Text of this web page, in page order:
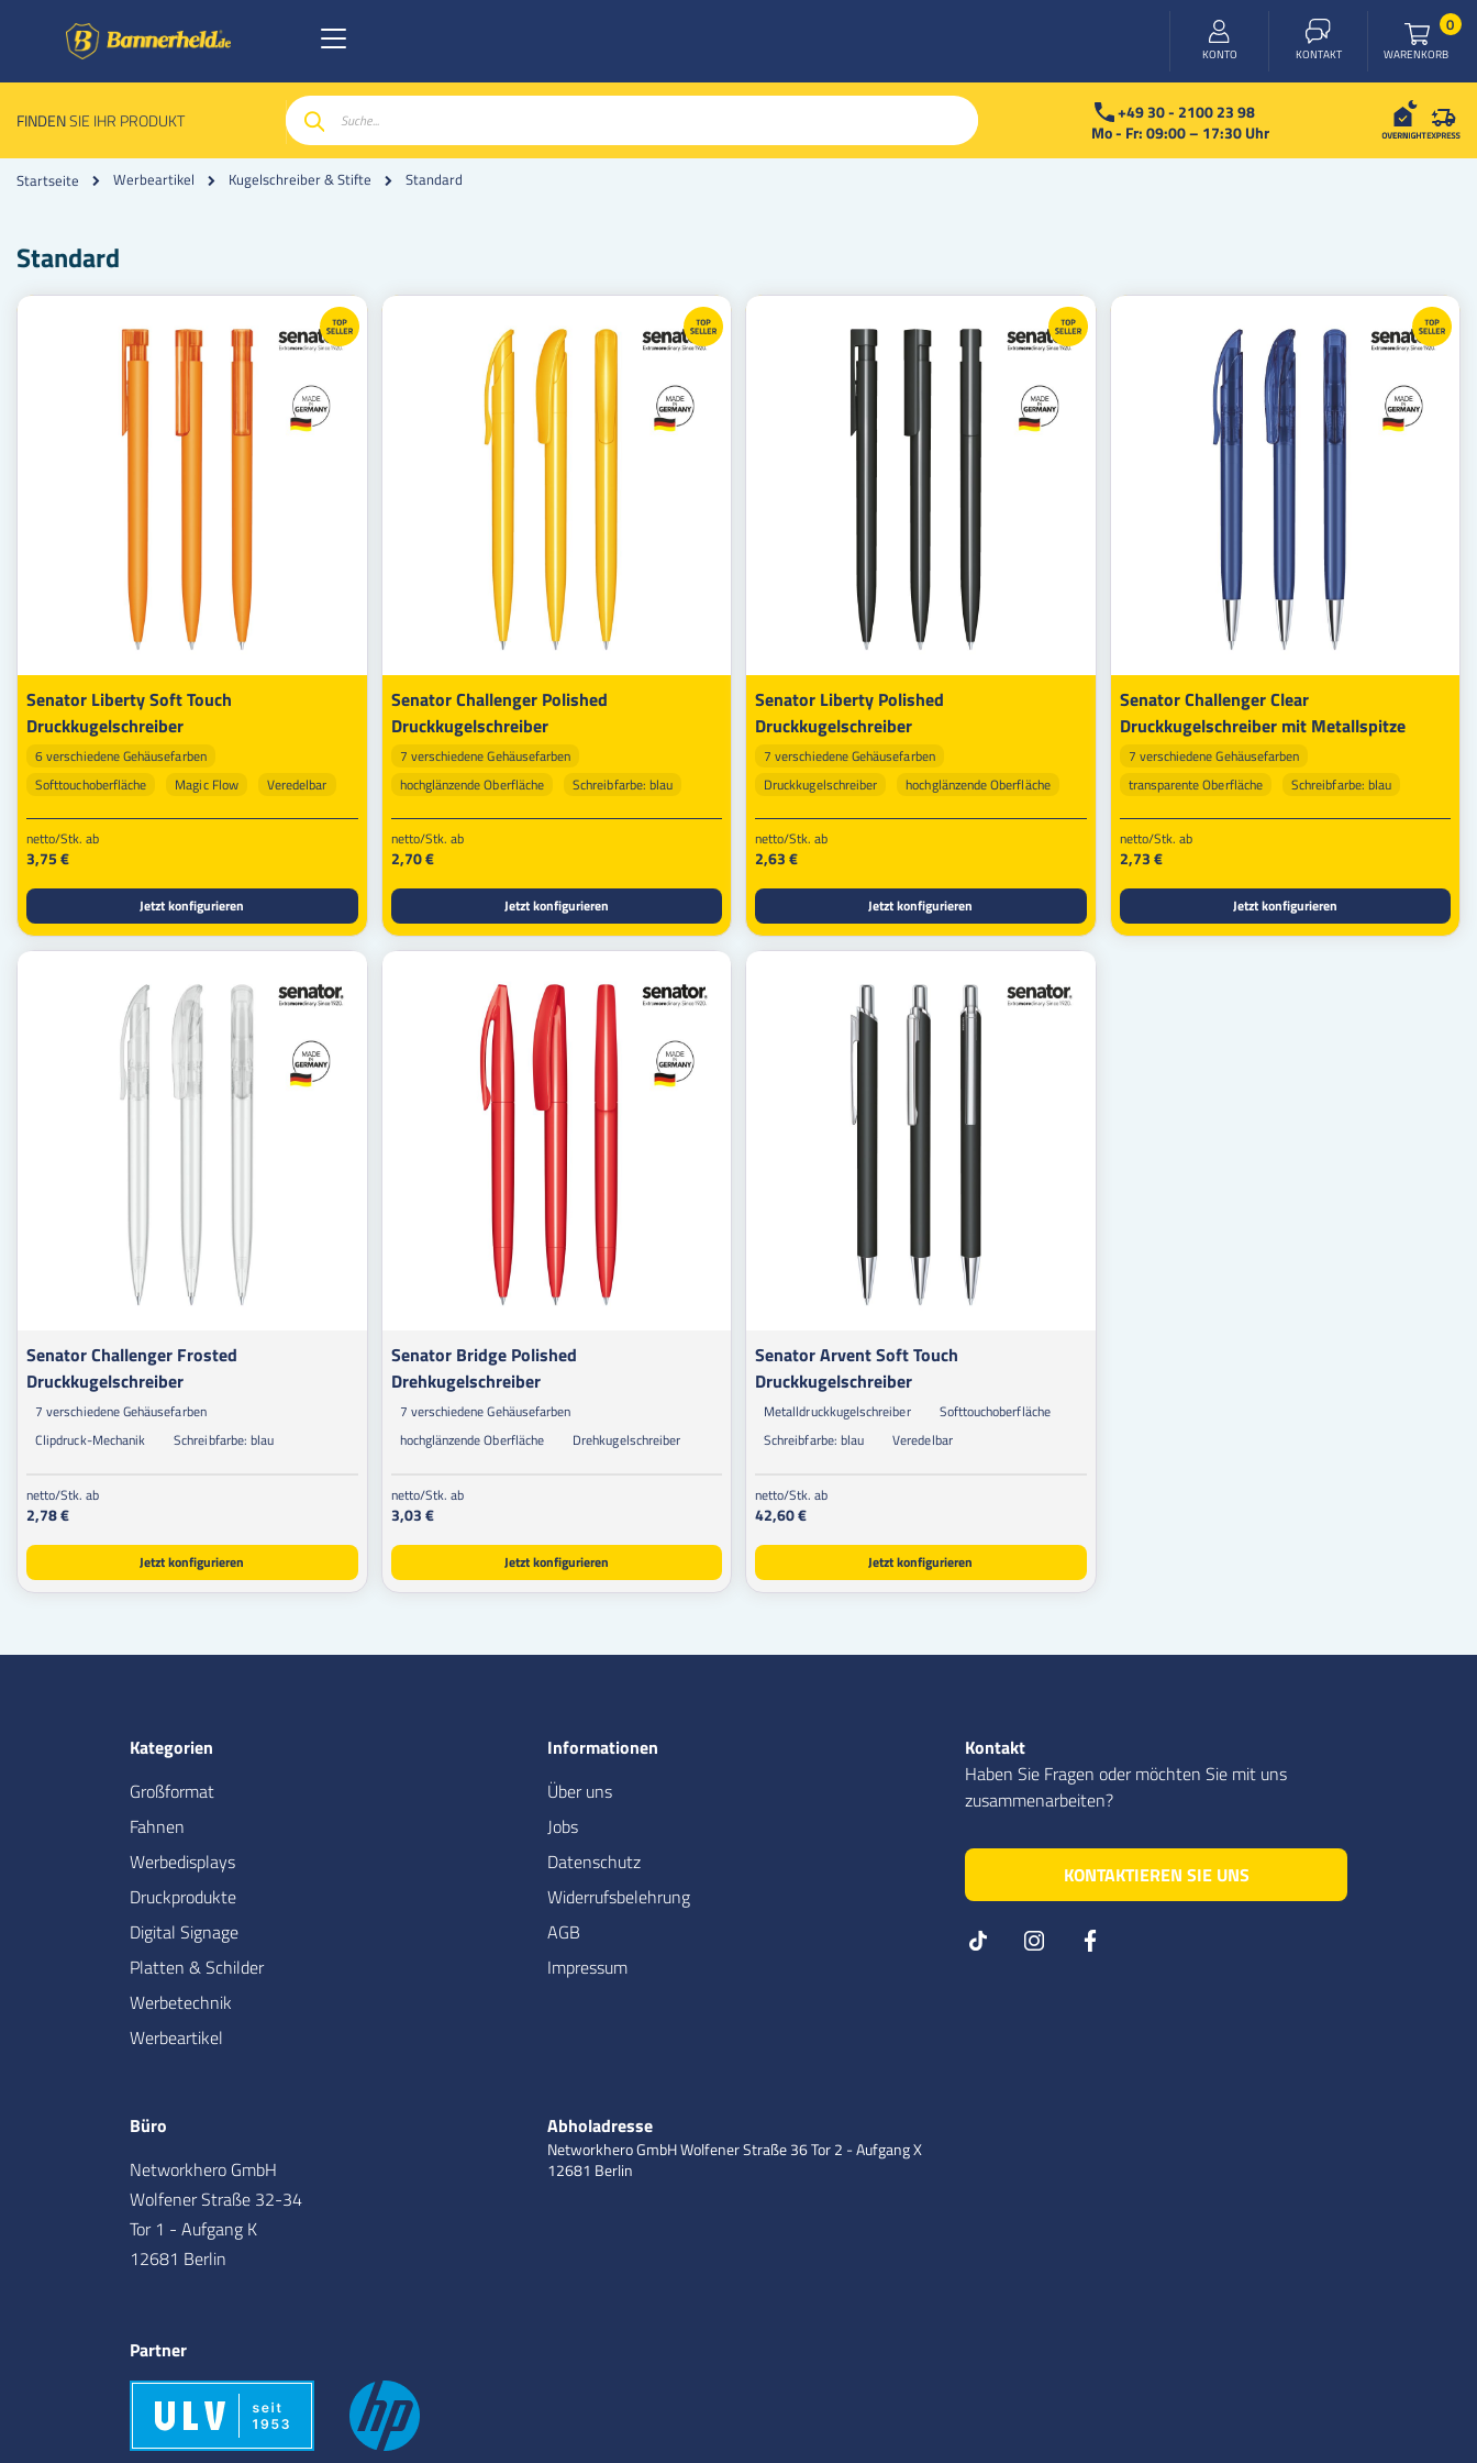
KONTO KONTAKT WARENKORB
0
FINDENSIE IHR PRODUKT
Suche
+49 30 - 2100 23 98
Mo - Fr: 09:00 – 17:30 Uhr
Startseite Werbeartikel Kugelschreiber & Stifte Standard
Standard
Senator Liberty Soft Touch
Druckkugelschreiber
6 verschiedene Gehäusefarben
Softtouchoberfläche
Magic Flow Veredelbar
netto/Stk. ab
3,75 €
Jetzt konfigurieren
Senator Challenger Polished
Druckkugelschreiber
7 verschiedene Gehäusefarben
hochglänzende Oberfläche
Schreibfarbe: blau
netto/Stk. ab
2,70 €
Jetzt konfigurieren
Senator Liberty Polished
Druckkugelschreiber
7 verschiedene Gehäusefarben
Druckkugelschreiber
hochglänzende Oberfläche
netto/Stk. ab
2,63 €
Jetzt konfigurieren
Senator Challenger Clear
Druckkugelschreiber mit Metallspitze
7 verschiedene Gehäusefarben
transparente Oberfläche
Schreibfarbe: blau
netto/Stk. ab
2,73 €
Jetzt konfigurieren
Senator Challenger Frosted
Druckkugelschreiber
7 verschiedene Gehäusefarben
Clipdruck-Mechanik
Schreibfarbe: blau
netto/Stk. ab
2,78 €
Jetzt konfigurieren
Senator Bridge Polished
Drehkugelschreiber
7 verschiedene Gehäusefarben
hochglänzende Oberfläche
Drehkugelschreiber
netto/Stk. ab
3,03 €
Jetzt konfigurieren
Senator Arvent Soft Touch
Druckkugelschreiber
Metalldruckkugelschreiber
Softtouchoberfläche
Schreibfarbe: blau
Veredelbar
netto/Stk. ab
42,60 €
Jetzt konfigurieren
Kontakt
Haben Sie Fragen oder möchten Sie mit uns
zusammenarbeiten?
KONTAKTIEREN SIE UNS
Kategorien
Großformat
Fahnen
Werbedisplays
Druckprodukte
Digital Signage
Platten & Schilder
Werbetechnik
Werbeartikel
Informationen
Über uns
Jobs
Datenschutz
Widerrufsbelehrung
AGB
Impressum
Büro
Networkhero GmbH
Wolfener Straße 32-34
Tor 1 - Aufgang K
12681 Berlin
Abholadresse
Networkhero GmbHWolfener Straße 36Tor 2 - Aufgang X
12681 Berlin
Partner